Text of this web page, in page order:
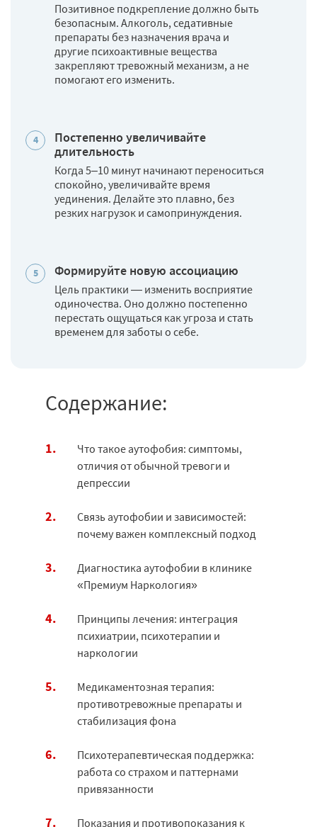
Позитивное подкрепление должно быть
безопасным. Алкоголь, седативные
препараты без назначения врача и
другие психоактивные вещества
закрепляют тревожный механизм, а не
помогают его изменить.
Постепенно увеличивайте
длительность
Когда 5–10 минут начинают переноситься
спокойно, увеличивайте время
уединения. Делайте это плавно, без
резких нагрузок и самопринуждения.
Формируйте новую ассоциацию
Цель практики — изменить восприятие
одиночества. Оно должно постепенно
перестать ощущаться как угроза и стать
временем для заботы о себе.
Содержание:
Что такое аутофобия: симптомы,
отличия от обычной тревоги и
депрессии
Связь аутофобии и зависимостей:
почему важен комплексный подход
Диагностика аутофобии в клинике
«Премиум Наркология»
Принципы лечения: интеграция
психиатрии, психотерапии и
наркологии
Медикаментозная терапия:
противотревожные препараты и
стабилизация фона
Психотерапевтическая поддержка:
работа со страхом и паттернами
привязанности
Показания и противопоказания к